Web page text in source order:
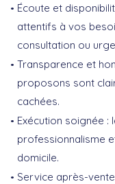
Écoute et
attentifs à vos
consultation ou
Transparence et
proposons sont
cachées.
Exécution soignée
professionnalisme
domicile.
Service après-